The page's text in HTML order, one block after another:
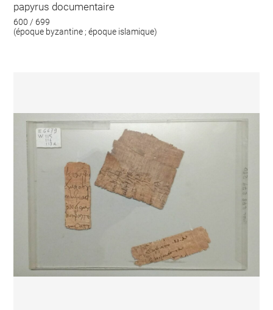
papyrus documentaire
600 / 699
(époque byzantine ; époque islamique)